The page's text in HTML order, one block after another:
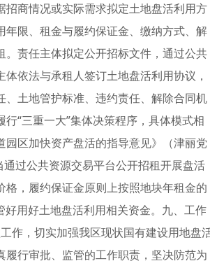
商情况或实际需求拟定土地盘活利用方
限、租金与履约保证金、缴纳方式、解
责任主体拟定公开招标文件，通过公共
依法与承租人签订土地盘活利用协议，
土地管护标准、违约责任、解除合同机
“三重一大”集体决策程序，具体模式相
区加快资产盘活的指导意见》（津丽党
过公共资源交易平台公开招租开展盘活
，履约保证金原则上按照地块年租金的
用好土地盘活利用相关资金。九、工作
作，切实加强我区现状国有建设用地盘
行审批、监管的工作职责，坚决防范为